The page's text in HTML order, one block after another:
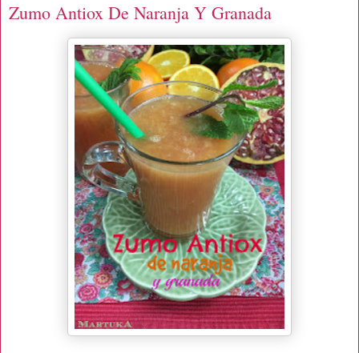
Zumo Antiox De Naranja Y Granada